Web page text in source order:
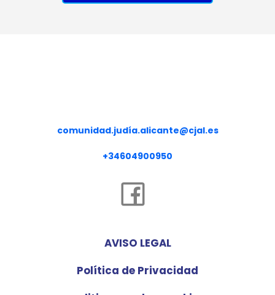
comunidad.judía.alicante@cjal.es
+34604900950
AVISO LEGAL
Política de Privacidad